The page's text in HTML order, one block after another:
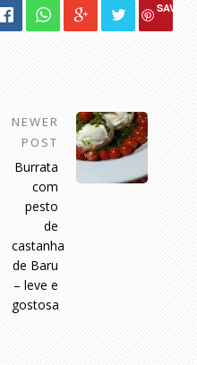
SAVE
NEWER
POST
Burrata
com
pesto
de
castanha
de Baru
– leve e
gostosa